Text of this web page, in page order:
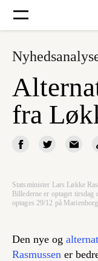
Forsider
Føljetoner
Min side
Log ind
fra
Statsminister Lars Løkke
Billederne er optaget tirsdag
optages 29/12 på
Den nye og
Rasmussen er